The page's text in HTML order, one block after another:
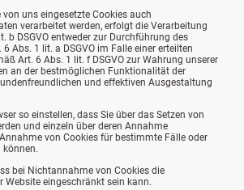
uns eingesetzte Cookies auch
verarbeitet werden, erfolgt die Verarbeitung
b DSGVO entweder zur Durchführung des
Abs. 1 lit. a DSGVO im Falle einer erteilten
Art. 6 Abs. 1 lit. f DSGVO zur Wahrung unserer
an der bestmöglichen Funktionalität der
und effektiven Ausgestaltung
so einstellen, dass Sie über das Setzen von
und einzeln über deren Annahme
von Cookies für bestimmte Fälle oder
können.
bei Nichtannahme von Cookies die
Website eingeschränkt sein kann.